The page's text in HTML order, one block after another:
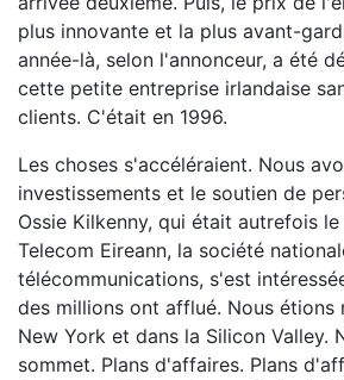
plus innovante et la plus avant-
année-là, selon l'annonceur, a été
cette petite entreprise irlandaise
clients. C'était en 1996.
Les choses s'accéléraient. Nous
investissements et le soutien de
Ossie Kilkenny, qui était autrefois
Telecom Eireann, la société
télécommunications, s'est
des millions ont afflué. Nous étions
New York et dans la Silicon Valley.
sommet. Plans d'affaires. Plans